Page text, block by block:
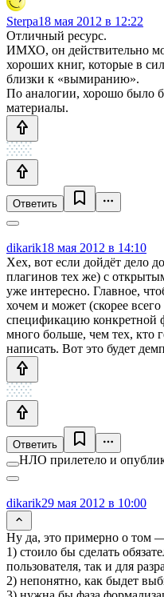
Sterpa18 мая 2012 в 12:22
Отличный ресурс.
ИМХО, он действительно
хороших книг, которые в
близки к «вымиранию».
По аналогии, хорошо было
материалы.
Ответить
dikarik18 мая 2012 в 14:10
Хех, вот если дойдёт дело
плагинов тех же) с
уже интересно. Главное,
хочем и может (скорее
спецификацию конкретной
много больше, чем тех, кто
написать. Вот это будет
Ответить
НЛО прилетело и
dikarik29 мая 2012 в 10:00
Ну да, это примерно о том
1) стоило бы сделать
пользователя, так и для
2) непонятно, как быдет